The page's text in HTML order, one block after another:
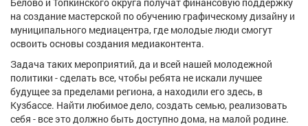
Товары Поздравления Погода
на создание мастерской по обучению графическому дизайну и
муниципального медиацентра, где молодые люди смогут
освоить основы создания медиаконтента.
Задача таких мероприятий, да и всей нашей молодежной
политики - сделать все, чтобы ребята не искали лучшее
будущее за пределами региона, а находили его здесь, в
Кузбассе. Найти любимое дело, создать семью, реализовать
себя - все это должно быть доступно дома, на малой родине.